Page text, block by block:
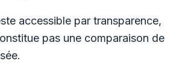
accessible par transparence,
pas une comparaison de